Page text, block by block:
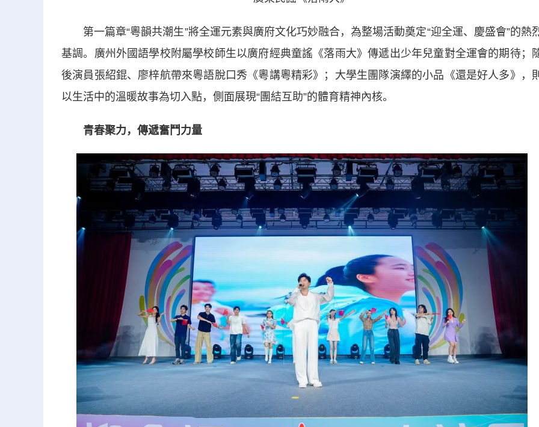
第一篇章“粵韻共潮生”將全運元素與廣府文化巧妙融合，為整場活動奠定“迎全運、慶盛會”的熱
基調。廣州外國語學校附屬學校師生以廣府經典童謠《落雨大》傳遞出少年兒童對全運會的期待；
後演員張紹錕、廖梓航帶來粵語脫口秀《粵講粵精彩》；大學生團隊演繹的小品《還是好人多》，
以生活中的溫暖故事為切入點，側面展現“團結互助”的體育精神內核。
青春聚力，傳遞奮鬥力量